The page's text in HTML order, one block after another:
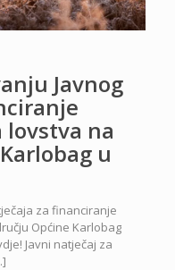
Javnog
lovstva na
u
za financiranje
Općine Karlobag
Javni natječaj za